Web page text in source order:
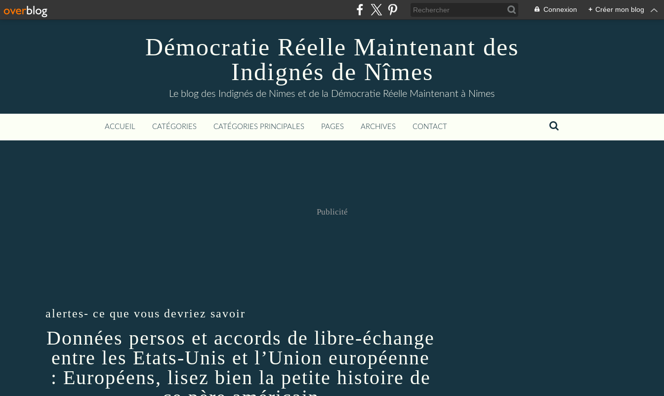
Connexion + Créer mon blog
Démocratie Réelle Maintenant des
Indignés de Nîmes
Le blog des Indignés de Nimes et de la Démocratie Réelle Maintenant à Nimes
ACCUEIL CATÉGORIES CATÉGORIES PRINCIPALES PAGES ARCHIVES CONTACT
Publicité
alertes- ce que vous devriez savoir
Données persos et accords de libre-échange
entre les Etats-Unis et l’Union européenne
: Européens, lisez bien la petite histoire de